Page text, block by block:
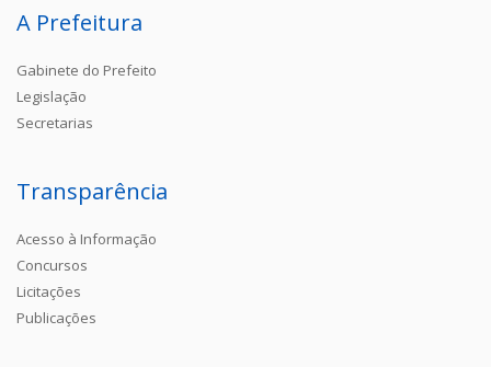
A Prefeitura
Gabinete do Prefeito
Legislação
Secretarias
Transparência
Acesso à Informação
Concursos
Licitações
Publicações